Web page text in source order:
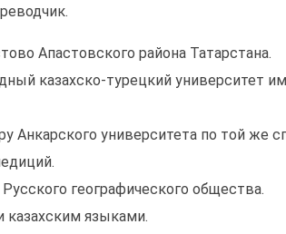
Апастовского района Татарстана.
казахско-турецкий университет
Анкарского университета по той же
географического общества.
казахским языками.